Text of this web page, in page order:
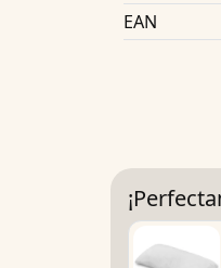
EAN